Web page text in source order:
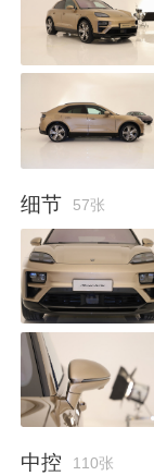
细节 57张
中控 110张